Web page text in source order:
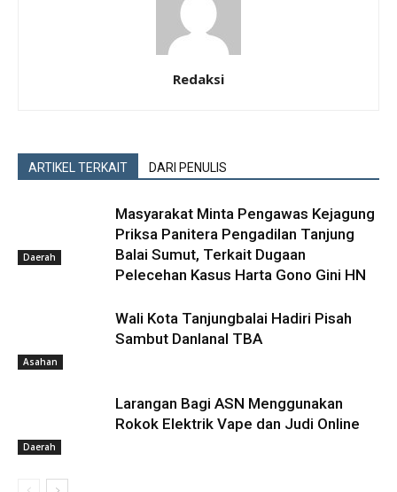
Redaksi
ARTIKEL TERKAIT DARI PENULIS
Daerah
Masyarakat Minta Pengawas Kejagung
Priksa Panitera Pengadilan Tanjung
Balai Sumut, Terkait Dugaan
Pelecehan Kasus Harta Gono Gini HN
Asahan
Wali Kota Tanjungbalai Hadiri Pisah
Sambut Danlanal TBA
Daerah
Larangan Bagi ASN Menggunakan
Rokok Elektrik Vape dan Judi Online